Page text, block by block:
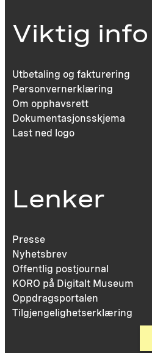
Viktig info
Utbetaling og fakturering
Personvernerklæring
Om opphavsrett
Dokumentasjonsskjema
Last ned logo
Lenker
Presse
Nyhetsbrev
Offentlig postjournal
KORO på Digitalt Museum
Oppdragsportalen
Tilgjengelighetserklæring